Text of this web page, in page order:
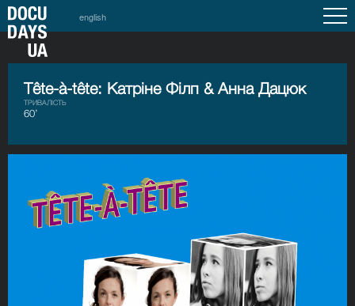
english
Tête-à-têtе: Катріне Філп & Анна Дацюк
ТРИВАЛІСТЬ
60’